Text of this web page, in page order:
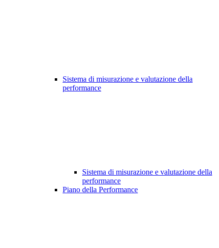
Sistema di misurazione e valutazione della
performance
Sistema di misurazione e valutazione della
performance
Piano della Performance